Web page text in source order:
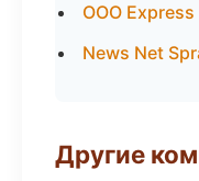
ООО Express
News Net
Другие